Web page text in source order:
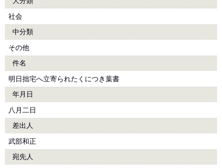
社会
中分類
その他
件名
明日拙宅へ立寄られたくにつき葉書
年月日
八月二日
差出人
武部和正
宛先人